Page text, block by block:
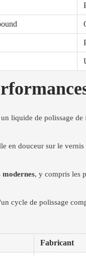
un liquide de polissage
en douceur sur le vernis
, y compris les
cycle de polissage
Fabricant